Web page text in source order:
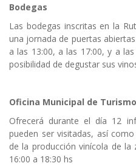
Bodegas
Las bodegas inscritas en la
una jornada de puertas
a las 13:00, a las 17:00, y a
posibilidad de degustar sus
Oficina Municipal de
Ofrecerá durante el día 12
pueden ser visitadas, así
de la producción vinícola de la
16:00 a 18:30 hs